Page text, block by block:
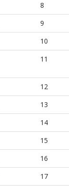
8
9
10
11
12
13
14
15
16
17